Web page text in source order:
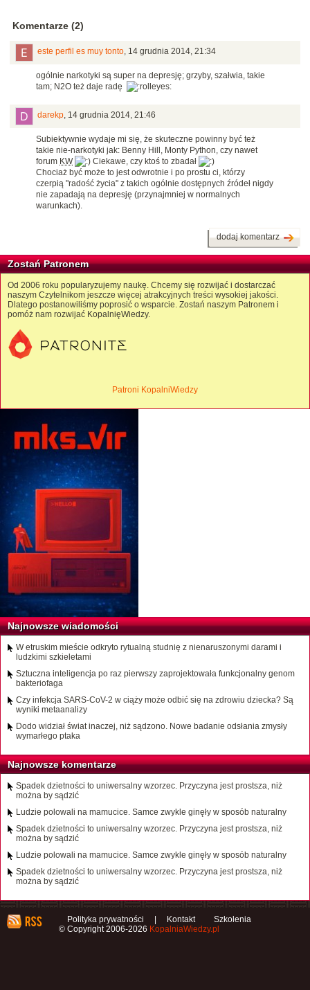
Komentarze (2)
este perfil es muy tonto, 14 grudnia 2014, 21:34
ogólnie narkotyki są super na depresję; grzyby, szałwia, takie
tam; N2O też daje radę
darekp, 14 grudnia 2014, 21:46
Subiektywnie wydaje mi się, że skuteczne powinny być też
takie nie-narkotyki jak: Benny Hill, Monty Python, czy nawet
forum KW
Ciekawe, czy ktoś to zbadał
Chociaż być może to jest odwrotnie i po prostu ci, którzy
czerpią "radość życia" z takich ogólnie dostępnych źródeł nigdy
nie zapadają na depresję (przynajmniej w normalnych
warunkach).
dodaj komentarz
Zostań Patronem
Od 2006 roku popularyzujemy naukę. Chcemy się rozwijać i dostarczać
naszym Czytelnikom jeszcze więcej atrakcyjnych treści wysokiej jakości.
Dlatego postanowiliśmy poprosić o wsparcie. Zostań naszym Patronem i
pomóż nam rozwijać KopalnięWiedzy.
Patroni KopalniWiedzy
Najnowsze wiadomości
W etruskim mieście odkryto rytualną studnię z nienaruszonymi darami i
ludzkimi szkieletami
Sztuczna inteligencja po raz pierwszy zaprojektowała funkcjonalny genom
bakteriofaga
Czy infekcja SARS-CoV-2 w ciąży może odbić się na zdrowiu dziecka? Są
wyniki metaanalizy
Dodo widział świat inaczej, niż sądzono. Nowe badanie odsłania zmysły
wymarłego ptaka
Najnowsze komentarze
Spadek dzietności to uniwersalny wzorzec. Przyczyna jest prostsza, niż
można by sądzić
Ludzie polowali na mamucice. Samce zwykle ginęły w sposób naturalny
Spadek dzietności to uniwersalny wzorzec. Przyczyna jest prostsza, niż
można by sądzić
Ludzie polowali na mamucice. Samce zwykle ginęły w sposób naturalny
Spadek dzietności to uniwersalny wzorzec. Przyczyna jest prostsza, niż
można by sądzić
Polityka prywatności Kontakt
Szkolenia
© Copyright 2006-2026 KopalniaWiedzy.pl